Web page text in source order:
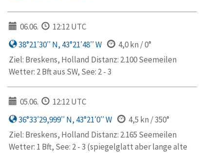
06.06.
12:12 UTC
38°21′30′′ N, 43°21′48′′ W
4,0 kn / 0°
Ziel: Breskens, Holland Distanz: 2.100 Seemeilen
Wetter: 2 Bft aus SW, See: 2 - 3
05.06.
12:12 UTC
36°33′29,999′′ N, 43°21′0′′ W
4,5 kn / 350°
Ziel: Breskens, Holland Distanz: 2.165 Seemeilen
Wetter: 1 Bft, See: 2 - 3 (spiegelglatt aber lange alte